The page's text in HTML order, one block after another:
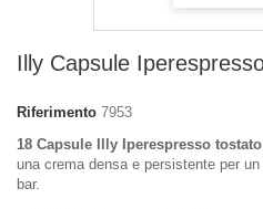
Illy Capsule
Riferimento 7953
18 Capsule Illy Iperespresso
una crema densa e persistente per un
bar.